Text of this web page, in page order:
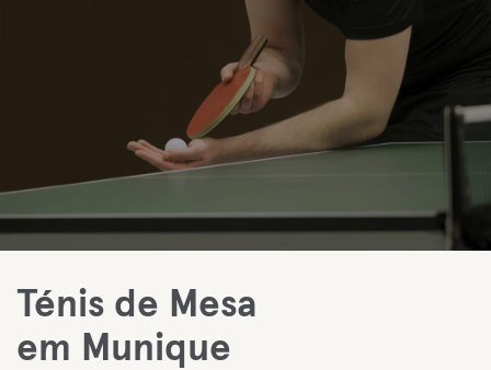
Ténis de Mesa
em Munique